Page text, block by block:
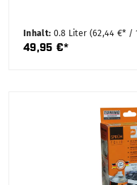
Inhalt: 0.8 Liter (62,44 €* /
49,95 €*